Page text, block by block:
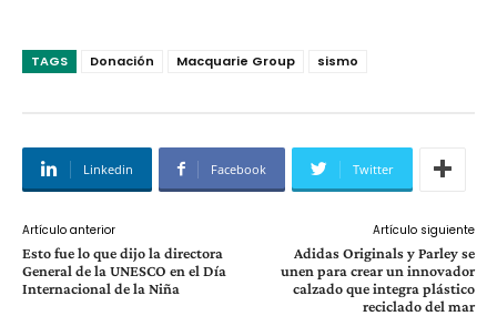
TAGS Donación Macquarie Group sismo
Linkedin Facebook Twitter
Artículo anterior
Esto fue lo que dijo la directora
General de la UNESCO en el Día
Internacional de la Niña
Artículo siguiente
Adidas Originals y Parley se
unen para crear un innovador
calzado que integra plástico
reciclado del mar